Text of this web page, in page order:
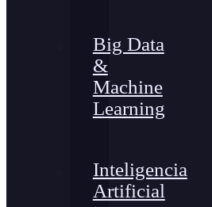
Big Data
&
Machine
Learning
Inteligencia
Artificial